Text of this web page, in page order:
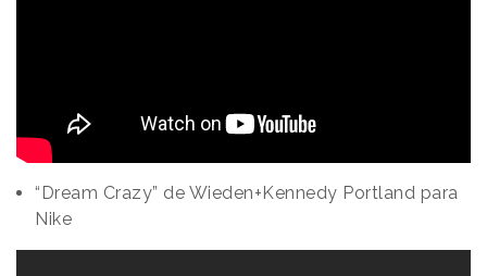
“Dream Crazy” de Wieden+Kennedy Portland para
Nike